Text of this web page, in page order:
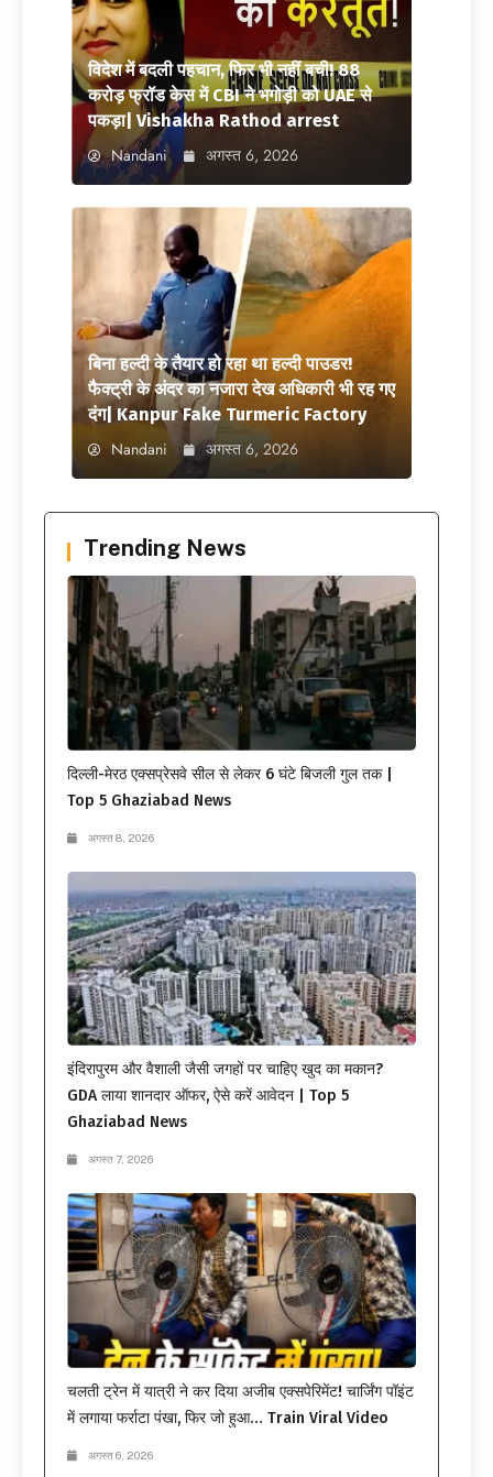
विदेश में बदली पहचान, फिर भी नहीं बची! 88
करोड़ फ्रॉड केस में CBI ने भगोड़ी को UAE से
पकड़ा| Vishakha Rathod arrest
Nandani अगस्त 6, 2026
बिना हल्दी के तैयार हो रहा था हल्दी पाउडर!
फैक्ट्री के अंदर का नजारा देख अधिकारी भी रह गए
दंग| Kanpur Fake Turmeric Factory
Nandani अगस्त 6, 2026
Trending News
दिल्ली-मेरठ एक्सप्रेसवे सील से लेकर 6 घंटे बिजली गुल तक |
Top 5 Ghaziabad News
अगस्त 8, 2026
इंदिरापुरम और वैशाली जैसी जगहों पर चाहिए खुद का मकान?
GDA लाया शानदार ऑफर, ऐसे करें आवेदन | Top 5
Ghaziabad News
अगस्त 7, 2026
चलती ट्रेन में यात्री ने कर दिया अजीब एक्सपेरिमेंट! चार्जिंग पॉइंट
में लगाया फर्राटा पंखा, फिर जो हुआ… Train Viral Video
अगस्त 6, 2026